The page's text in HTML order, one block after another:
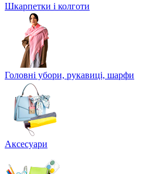
Шкарпетки і колготи
Головні убори, рукавиці, шарфи
Аксесуари